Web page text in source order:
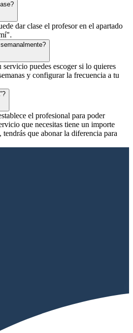
dar clase el profesor en el apartado
servicio puedes escoger si lo quieres
y configurar la frecuencia a tu
el profesional para poder
que necesitas tiene un importe
que abonar la diferencia para